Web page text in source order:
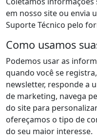
em nosso site ou envia
Suporte Técnico pelo
Como usamos
Podemos usar as
quando você se
newsletter, responde a
de marketing, navega
do site para
ofereçamos o tipo de
do seu maior interesse.